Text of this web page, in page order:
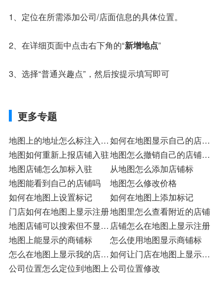
1、定位在所需添加公司/店面信息的具体位置。
2、在详细页面中点击右下角的“新增地点”
3、选择“普通兴趣点”，然后按提示填写即可
更多专题
地图上的地址怎么标注入驻
注册
如何在地图显示自己的店面
标
地图如何重新上报店铺入驻地图怎么撤销自己的店铺注
册
地图店铺怎么加标入驻
从地图怎么添加店铺标
地图能看到自己的店铺吗
地图怎么修改价格
如何在地图上设置标记
如何在地图上添加标记
门店如何在地图上显示注册地图里怎么查看附近的店铺
地图店铺可以搜索但不显示
店
店铺怎么在地图上显示注册
地图上能显示的商铺标
怎么使用地图显示商铺标
怎么在地图上显示我的店注
册
如何让门店在地图上显示入
驻
公司位置怎么定位到地图上公司位置修改